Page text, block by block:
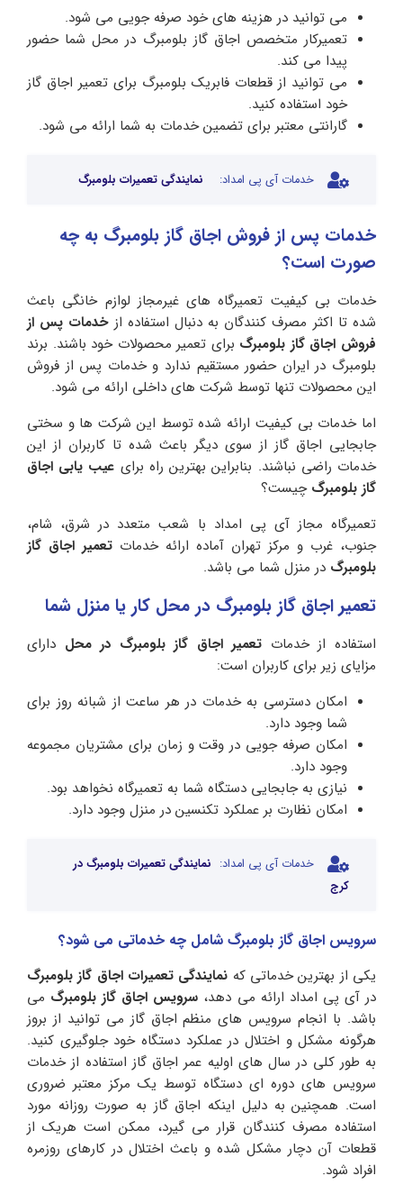
می توانید در هزینه های خود صرفه جویی می شود.
تعمیرکار متخصص اجاق گاز بلومبرگ در محل شما حضور
پیدا می کند.
می توانید از قطعات فابریک بلومبرگ برای تعمیر اجاق گاز
خود استفاده کنید.
گارانتی معتبر برای تضمین خدمات به شما ارائه می شود.
خدمات آی پی امداد: نمایندگی تعمیرات بلومبرگ
خدمات پس از فروش اجاق گاز بلومبرگ به چه
صورت است؟
خدمات بی کیفیت تعمیرگاه های غیرمجاز لوازم خانگی باعث
شده تا اکثر مصرف کنندگان به دنبال استفاده ازخدمات پس از
فروش اجاق گاز بلومبرگ برای تعمیر محصولات خود باشند. برند
بلومبرگ در ایران حضور مستقیم ندارد و خدمات پس از فروش
این محصولات تنها توسط شرکت های داخلی ارائه می شود.
اما خدمات بی کیفیت ارائه شده توسط این شرکت ها و سختی
جابجایی اجاق گاز از سوی دیگر باعث شده تا کاربران از این
خدمات راضی نباشند. بنابراین بهترین راه برای عیب یابی اجاق
گاز بلومبرگ چیست؟
تعمیرگاه مجاز آی پی امداد با شعب متعدد در شرق، شام،
جنوب، غرب و مرکز تهران آماده ارائه خدمات تعمیر اجاق گاز
بلومبرگ در منزل شما می باشد.
تعمیر اجاق گاز بلومبرگ در محل کار یا منزل شما
استفاده از خدمات تعمیر اجاق گاز بلومبرگ در محل دارای
مزایای زیر برای کاربران است:
امکان دسترسی به خدمات در هر ساعت از شبانه روز برای
شما وجود دارد.
امکان صرفه جویی در وقت و زمان برای مشتریان مجموعه
وجود دارد.
نیازی به جابجایی دستگاه شما به تعمیرگاه نخواهد بود.
امکان نظارت بر عملکرد تکنسین در منزل وجود دارد.
خدمات آی پی امداد: نمایندگی تعمیرات بلومبرگ در
کرج
سرویس اجاق گاز بلومبرگ شامل چه خدماتی می‌ شود؟
یکی از بهترین خدماتی که نمایندگی تعمیرات اجاق گاز بلومبرگ
در آی پی امداد ارائه می دهد، سرویس اجاق گاز بلومبرگ می
باشد. با انجام سرویس های منظم اجاق گاز می توانید از بروز
هرگونه مشکل و اختلال در عملکرد دستگاه خود جلوگیری کنید.
به طور کلی در سال های اولیه عمر اجاق گاز استفاده از خدمات
سرویس های دوره ای دستگاه توسط یک مرکز معتبر ضروری
است. همچنین به دلیل اینکه اجاق گاز به صورت روزانه مورد
استفاده مصرف کنندگان قرار می گیرد، ممکن است هریک از
قطعات آن دچار مشکل شده و باعث اختلال در کارهای روزمره
افراد شود.